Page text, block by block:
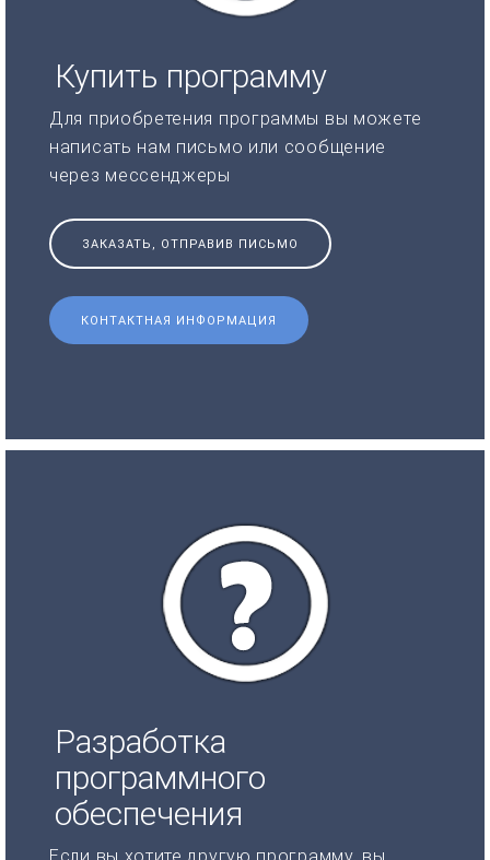
Купить программу
Для приобретения программы вы можете
написать нам письмо или сообщение
через мессенджеры
ЗАКАЗАТЬ, ОТПРАВИВ ПИСЬМО
КОНТАКТНАЯ ИНФОРМАЦИЯ
Разработка
программного
обеспечения